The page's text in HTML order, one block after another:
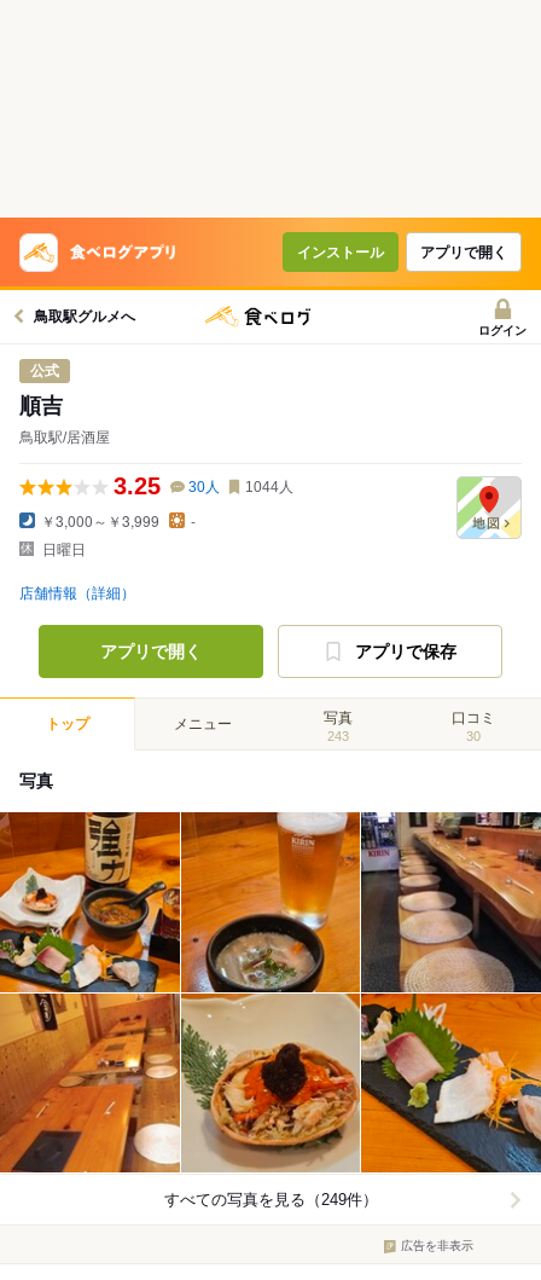
インストール アプリで開く
鳥取駅グルメへ
ログイン
公式
順吉
鳥取駅/居酒屋
3.25 30人 1044人
￥3,000～￥3,999
-
日曜日
店舗情報（詳細）
アプリで開く アプリで保存
トップ メニュー 写真
243
口コミ
30
写真
すべての写真を見る（249件）
広告を非表示